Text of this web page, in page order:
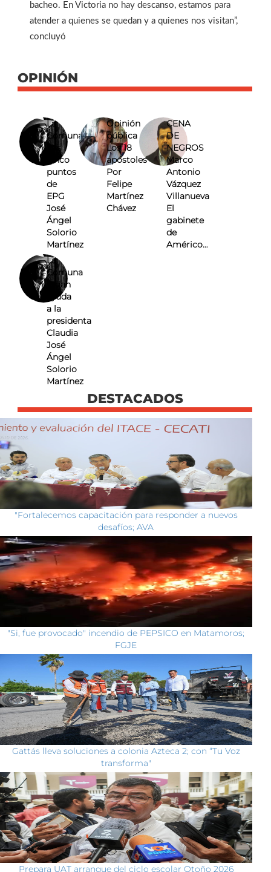
bacheo. En Victoria no hay descanso, estamos para
atender a quienes se quedan y a quienes nos visitan”,
concluyó
OPINIÓN
La
Comuna
Los
cinco
puntos
de
EPG
José
Ángel
Solorio
Martínez
Opinión
pública
Los 18
apóstoles
Por
Felipe
Martínez
Chávez
CENA
DE
NEGROS
Marco
Antonio
Vázquez
Villanueva
El
gabinete
de
Américo…
La
Comuna
Pidan
ayuda
a la
presidenta
Claudia
José
Ángel
Solorio
Martínez
DESTACADOS
"Fortalecemos capacitación para responder a nuevos
desafíos; AVA
"Si, fue provocado" incendio de PEPSICO en Matamoros;
FGJE
Gattás lleva soluciones a colonia Azteca 2; con “Tu Voz
transforma"
Prepara UAT arranque del ciclo escolar Otoño 2026